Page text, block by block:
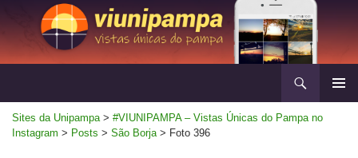
Participe
Acesso à informação
Legislação
rodapé
Sites da Unipampa> #VIUNIPAMPA – Vistas Únicas do Pampa no
Instagram > Posts > São Borja> Foto 396